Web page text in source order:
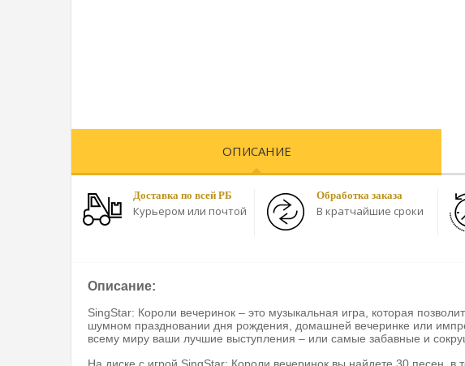
ОПИСАНИЕ
Доставка по всей РБ
Курьером или почтой
Обработка заказа
В кратчайшие сроки
Описание:
SingStar: Короли вечеринок – это музыкальная игра, которая
шумном праздновании дня рождения, домашней вечеринке или
всему миру ваши лучшие выступления – или самые забавные и